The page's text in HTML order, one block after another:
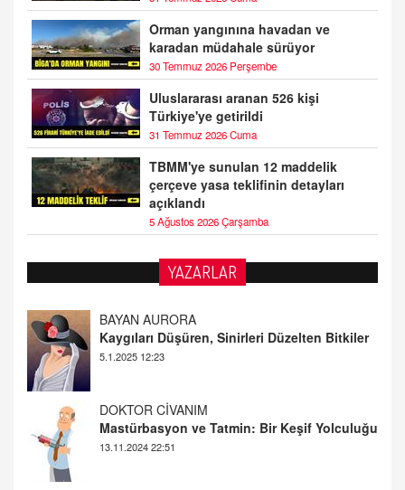
Orman yangınına havadan ve
karadan müdahale sürüyor
30 Temmuz 2026 Perşembe
Uluslararası aranan 526 kişi
Türkiye'ye getirildi
31 Temmuz 2026 Cuma
TBMM'ye sunulan 12 maddelik
çerçeve yasa teklifinin detayları
açıklandı
5 Ağustos 2026 Çarşamba
YAZARLAR
DOKTOR CİVANIM
Mastürbasyon ve Tatmin: Bir Keşif Yolculuğu
13.11.2024 22:51
ALİ EFENDİ
Adana At Yarışı Tahminleri | 21 Aralık
Cumartesi